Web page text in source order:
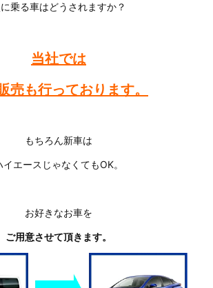
乗る車はどうされますか？
当社では
売も行っております。
もちろん新車は
イエースじゃなくてもOK。
お好きなお車を
ご用意させて頂きます。